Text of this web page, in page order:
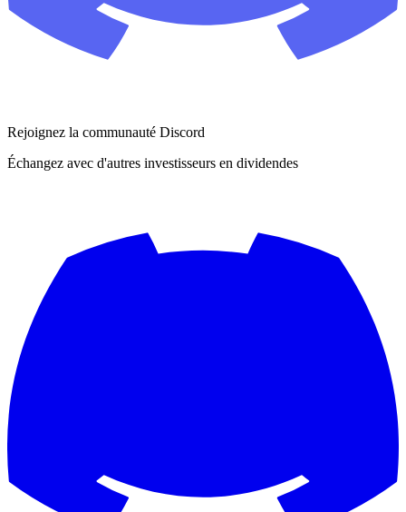
Rejoignez la communauté Discord
Échangez avec d'autres investisseurs en dividendes